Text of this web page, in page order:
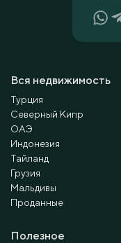
Вся недвижимость
Турция
Северный Кипр
ОАЭ
Индонезия
Тайланд
Грузия
Мальдивы
Проданные
Полезное